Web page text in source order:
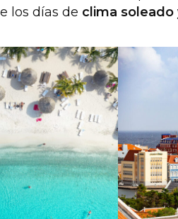
los días de clima soleado